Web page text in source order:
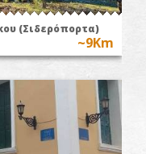
(Σιδερόπορτα)
~9Km